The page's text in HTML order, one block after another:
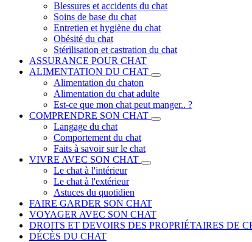
Blessures et accidents du chat
Soins de base du chat
Entretien et hygiène du chat
Obésité du chat
Stérilisation et castration du chat
ASSURANCE POUR CHAT
ALIMENTATION DU CHAT
Alimentation du chaton
Alimentation du chat adulte
Est-ce que mon chat peut manger.. ?
COMPRENDRE SON CHAT
Langage du chat
Comportement du chat
Faits à savoir sur le chat
VIVRE AVEC SON CHAT
Le chat à l'intérieur
Le chat à l'extérieur
Astuces du quotidien
FAIRE GARDER SON CHAT
VOYAGER AVEC SON CHAT
DROITS ET DEVOIRS DES PROPRIÉTAIRES DE
DÉCÈS DU CHAT